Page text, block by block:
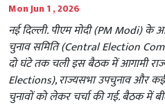
Mon Jun 1 , 2026
नई दिल्ली. पीएम मोदी (PM Modi) के
चुनाव समिति (Central Election
दो घंटे तक चली इस बैठक में आगामी
Elections), राज्यसभा उपचुनाव और कई
चुनावों को लेकर चर्चा की गई. बैठक में